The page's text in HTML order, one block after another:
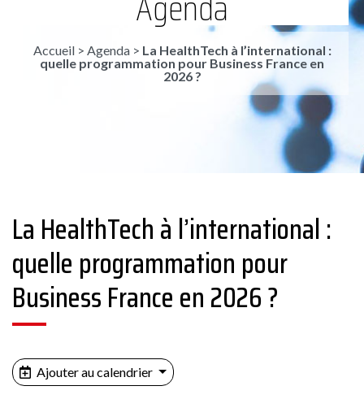
Accueil> Agenda> La HealthTech à l’international :
quelle programmation pour Business France en
2026 ?
La HealthTech à l’international :
quelle programmation pour
Business France en 2026 ?
Ajouter au calendrier